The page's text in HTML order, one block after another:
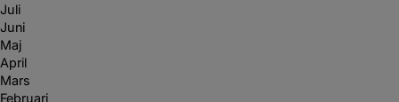
Juli
Juni
Maj
April
Mars
Februari